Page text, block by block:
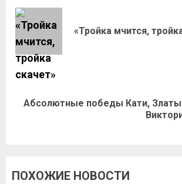
«Тройка мчится,
Абсолютные победы Кати,
ПОХОЖИЕ НОВОСТИ